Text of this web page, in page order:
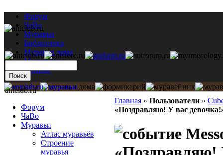
Форум
ЧаВо
Муравьи
Библиотека
Муравьи дома
Мастерская
Каталог
Главная » Пользователи »
«Поздравляю! У вас
antclub.ru
Форум
ЧаВо
Муравьи
Атлас муравьёв
Строение
муравья